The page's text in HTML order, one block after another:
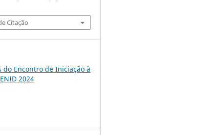
Citação
do Encontro de Iniciação à
2024